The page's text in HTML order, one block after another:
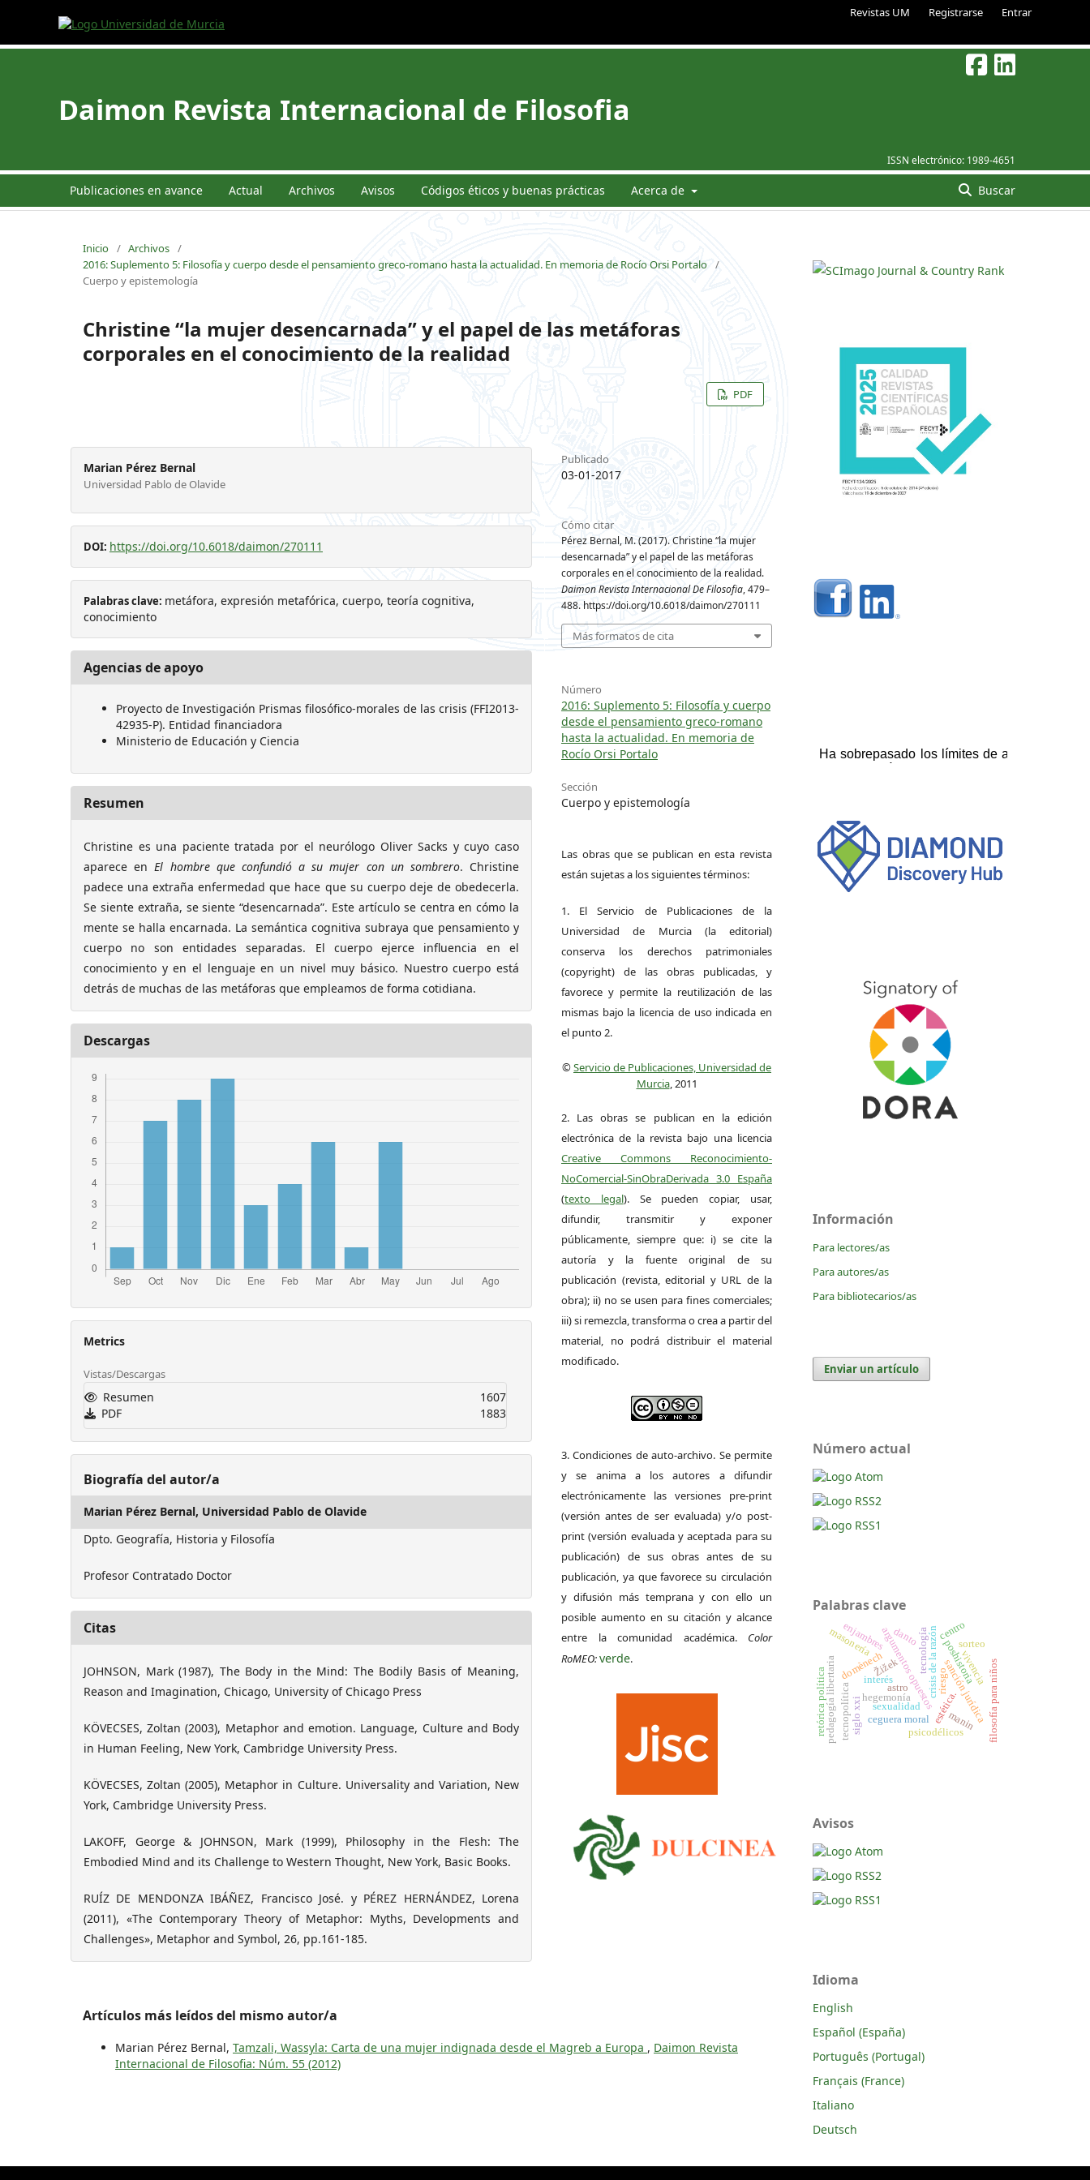
Revistas UM Registrarse Entrar
ISSN electrónico: 1989-4651
Daimon Revista Internacional de Filosofia
Publicaciones en avance Actual Archivos Avisos Códigos éticos y buenas prácticas Acerca de Buscar
Inicio / Archivos /
2016: Suplemento 5: Filosofía y cuerpo desde el pensamiento greco-romano hasta la actualidad. En memoria de Rocío Orsi Portalo /
Cuerpo y epistemología
Christine “la mujer desencarnada” y el papel de las metáforas
corporales en el conocimiento de la realidad
PDF
Marian Pérez Bernal
Universidad Pablo de Olavide
DOI: https://doi.org/10.6018/daimon/270111
Palabras clave: metáfora, expresión metafórica, cuerpo, teoría cognitiva,
conocimiento
Agencias de apoyo
Proyecto de Investigación Prismas filosófico-morales de las crisis (FFI2013-
42935-P). Entidad financiadora
Ministerio de Educación y Ciencia
Resumen
Christine es una paciente tratada por el neurólogo Oliver Sacks y cuyo caso
aparece enEl hombre que confundió a su mujer con un sombrero. Christine
padece una extraña enfermedad que hace que su cuerpo deje de obedecerla.
Se siente extraña, se siente “desencarnada”. Este artículo se centra en cómo la
mente se halla encarnada. La semántica cognitiva subraya que pensamiento y
cuerpo no son entidades separadas. El cuerpo ejerce influencia en el
conocimiento y en el lenguaje en un nivel muy básico. Nuestro cuerpo está
detrás de muchas de las metáforas que empleamos de forma cotidiana.
Descargas
Metrics
Vistas/Descargas
Resumen
1607
PDF
1883
Biografía del autor/a
Marian Pérez Bernal, Universidad Pablo de Olavide
Dpto. Geografía, Historia y Filosofía
Profesor Contratado Doctor
Citas
JOHNSON, Mark (1987), The Body in the Mind: The Bodily Basis of Meaning,
Reason and Imagination, Chicago, University of Chicago Press
KÖVECSES, Zoltan (2003), Metaphor and emotion. Language, Culture and Body
in Human Feeling, New York, Cambridge University Press.
KÖVECSES, Zoltan (2005), Metaphor in Culture. Universality and Variation, New
York, Cambridge University Press.
LAKOFF, George & JOHNSON, Mark (1999), Philosophy in the Flesh: The
Embodied Mind and its Challenge to Western Thought, New York, Basic Books.
RUÍZ DE MENDONZA IBÁÑEZ, Francisco José. y PÉREZ HERNÁNDEZ, Lorena
(2011), «The Contemporary Theory of Metaphor: Myths, Developments and
Challenges», Metaphor and Symbol, 26, pp.161-185.
Publicado
03-01-2017
Cómo citar
Pérez Bernal, M. (2017). Christine “la mujer
desencarnada” y el papel de las metáforas
corporales en el conocimiento de la realidad.
Daimon Revista Internacional De Filosofia, 479–
488. https://doi.org/10.6018/daimon/270111
Más formatos de cita
Número
2016: Suplemento 5: Filosofía y cuerpo
desde el pensamiento greco-romano
hasta la actualidad. En memoria de
Rocío Orsi Portalo
Sección
Cuerpo y epistemología
Las obras que se publican en esta revista
están sujetas a los siguientes términos:
1. El Servicio de Publicaciones de la
Universidad de Murcia (la editorial)
conserva los derechos patrimoniales
(copyright) de las obras publicadas, y
favorece y permite la reutilización de las
mismas bajo la licencia de uso indicada en
el punto 2.
©Servicio de Publicaciones, Universidad de
Murcia, 2011
2. Las obras se publican en la edición
electrónica de la revista bajo una licencia
Creative Commons Reconocimiento-
NoComercial-SinObraDerivada 3.0 España
(texto legal). Se pueden copiar, usar,
difundir, transmitir y exponer
públicamente, siempre que: i) se cite la
autoría y la fuente original de su
publicación (revista, editorial y URL de la
obra); ii) no se usen para fines comerciales;
iii) si remezcla, transforma o crea a partir del
material, no podrá distribuir el material
modificado.
3. Condiciones de auto-archivo. Se permite
y se anima a los autores a difundir
electrónicamente las versiones pre-print
(versión antes de ser evaluada) y/o post-
print (versión evaluada y aceptada para su
publicación) de sus obras antes de su
publicación, ya que favorece su circulación
y difusión más temprana y con ello un
posible aumento en su citación y alcance
entre la comunidad académica. Color
RoMEO:verde.
Artículos más leídos del mismo autor/a
Marian Pérez Bernal, Tamzali, Wassyla: Carta de una mujer indignada desde el Magreb a Europa , Daimon Revista
Internacional de Filosofia: Núm. 55 (2012)
Información
Para lectores/as
Para autores/as
Para bibliotecarios/as
Enviar un artículo
Número actual
Palabras clave
sexualidad
argumentos opuestos
domènech crisis de la razón
Žižek
hegemonía estética.
sanción jurídica
siglo xxi
pedagogía libertaria filosofía para niños
interés poshistoria
manin
vivencia
ceguera moral
tecnología
psicodélicos
astro
sorteo
riesgo
centro
retórica política tecnopolítica
enjambres
masonería danto
Avisos
Idioma
English
Español (España)
Português (Portugal)
Français (France)
Italiano
Deutsch